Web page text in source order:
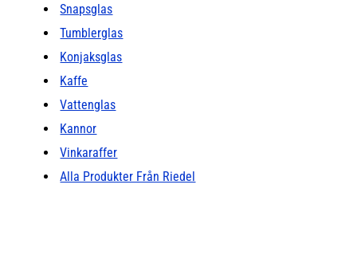
Snapsglas
Tumblerglas
Konjaksglas
Kaffe
Vattenglas
Kannor
Vinkaraffer
Alla Produkter Från Riedel